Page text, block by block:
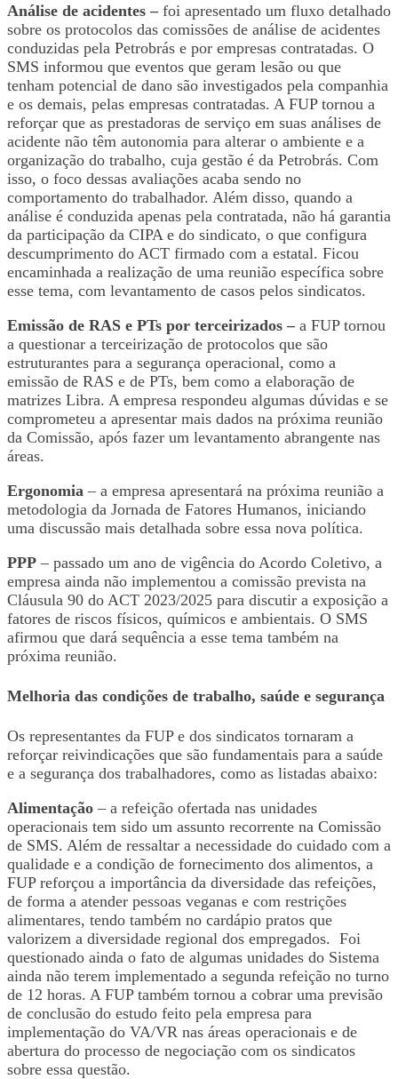
Análise de acidentes – foi apresentado um fluxo detalhado
sobre os protocolos das comissões de análise de acidentes
conduzidas pela Petrobrás e por empresas contratadas. O
SMS informou que eventos que geram lesão ou que
tenham potencial de dano são investigados pela companhia
e os demais, pelas empresas contratadas. A FUP tornou a
reforçar que as prestadoras de serviço em suas análises de
acidente não têm autonomia para alterar o ambiente e a
organização do trabalho, cuja gestão é da Petrobrás. Com
isso, o foco dessas avaliações acaba sendo no
comportamento do trabalhador. Além disso, quando a
análise é conduzida apenas pela contratada, não há garantia
da participação da CIPA e do sindicato, o que configura
descumprimento do ACT firmado com a estatal. Ficou
encaminhada a realização de uma reunião específica sobre
esse tema, com levantamento de casos pelos sindicatos.
Emissão de RAS e PTs por terceirizados – a FUP tornou
a questionar a terceirização de protocolos que são
estruturantes para a segurança operacional, como a
emissão de RAS e de PTs, bem como a elaboração de
matrizes Libra. A empresa respondeu algumas dúvidas e se
comprometeu a apresentar mais dados na próxima reunião
da Comissão, após fazer um levantamento abrangente nas
áreas.
Ergonomia – a empresa apresentará na próxima reunião a
metodologia da Jornada de Fatores Humanos, iniciando
uma discussão mais detalhada sobre essa nova política.
PPP – passado um ano de vigência do Acordo Coletivo, a
empresa ainda não implementou a comissão prevista na
Cláusula 90 do ACT 2023/2025 para discutir a exposição a
fatores de riscos físicos, químicos e ambientais. O SMS
afirmou que dará sequência a esse tema também na
próxima reunião.
Melhoria das condições de trabalho, saúde e segurança
Os representantes da FUP e dos sindicatos tornaram a
reforçar reivindicações que são fundamentais para a saúde
e a segurança dos trabalhadores, como as listadas abaixo:
Alimentação – a refeição ofertada nas unidades
operacionais tem sido um assunto recorrente na Comissão
de SMS. Além de ressaltar a necessidade do cuidado com a
qualidade e a condição de fornecimento dos alimentos, a
FUP reforçou a importância da diversidade das refeições,
de forma a atender pessoas veganas e com restrições
alimentares, tendo também no cardápio pratos que
valorizem a diversidade regional dos empregados. Foi
questionado ainda o fato de algumas unidades do Sistema
ainda não terem implementado a segunda refeição no turno
de 12 horas. A FUP também tornou a cobrar uma previsão
de conclusão do estudo feito pela empresa para
implementação do VA/VR nas áreas operacionais e de
abertura do processo de negociação com os sindicatos
sobre essa questão.